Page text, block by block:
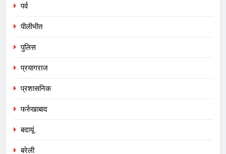
पर्व
पीलीभीत
पुलिस
प्रयागराज
प्रशासनिक
फर्रुखाबाद
बदायूं
बरेली